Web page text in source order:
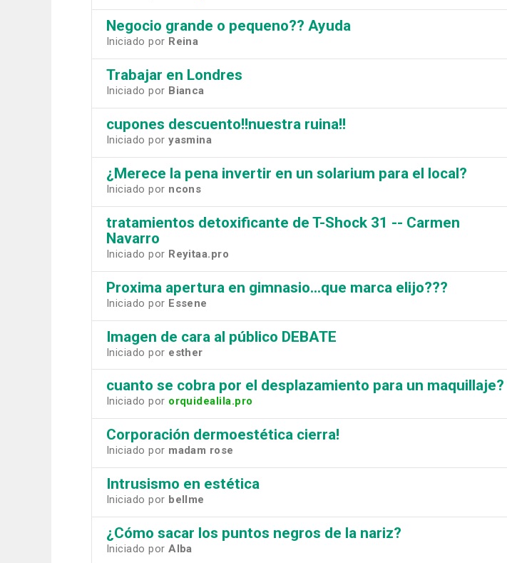
Negocio grande o pequeno?? Ayuda
Iniciado por Reina
Trabajar en Londres
Iniciado por Bianca
cupones descuento!!nuestra ruina!!
Iniciado poryasmina
¿Merece la pena invertir en un solarium para el local?
Iniciado por ncons
tratamientos detoxificante de T-Shock 31 -- Carmen
Navarro
Iniciado por Reyitaa.pro
Proxima apertura en gimnasio...que marca elijo???
Iniciado por Essene
Imagen de cara al público DEBATE
Iniciado por esther
cuanto se cobra por el desplazamiento para un maquillaje?
Iniciado por orquidealila.pro
Corporación dermoestética cierra!
Iniciado por madam rose
Intrusismo en estética
Iniciado por bellme
¿Cómo sacar los puntos negros de la nariz?
Iniciado porAlba